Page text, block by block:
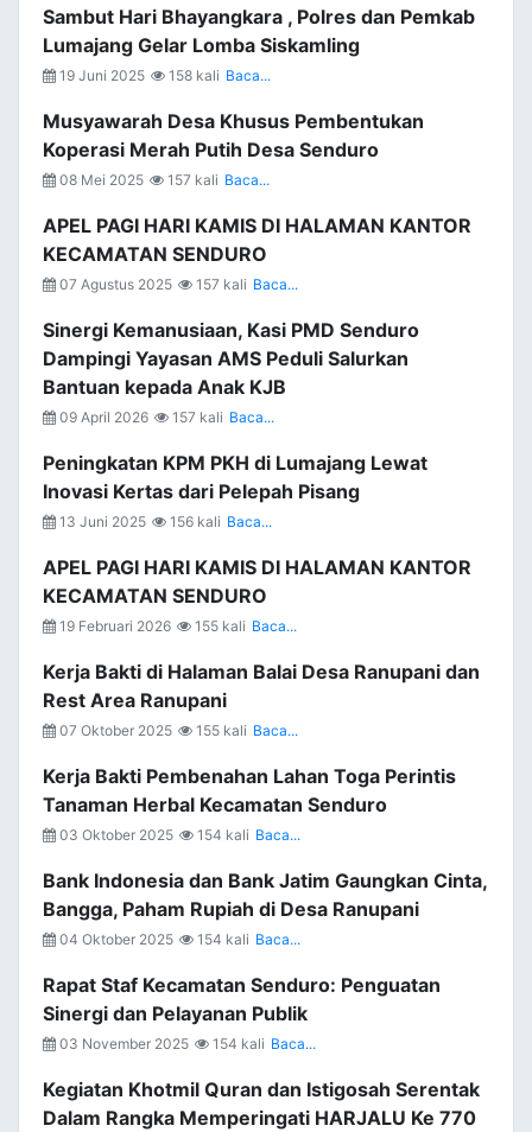
Sambut Hari Bhayangkara , Polres dan Pemkab
Lumajang Gelar Lomba Siskamling
19 Juni 2025 158 kali Baca...
Musyawarah Desa Khusus Pembentukan
Koperasi Merah Putih Desa Senduro
08 Mei 2025 157 kali Baca...
APEL PAGI HARI KAMIS DI HALAMAN KANTOR
KECAMATAN SENDURO
07 Agustus 2025 157 kali Baca...
Sinergi Kemanusiaan, Kasi PMD Senduro
Dampingi Yayasan AMS Peduli Salurkan
Bantuan kepada Anak KJB
09 April 2026 157 kali Baca...
Peningkatan KPM PKH di Lumajang Lewat
Inovasi Kertas dari Pelepah Pisang
13 Juni 2025 156 kali Baca...
APEL PAGI HARI KAMIS DI HALAMAN KANTOR
KECAMATAN SENDURO
19 Februari 2026 155 kali Baca...
Kerja Bakti di Halaman Balai Desa Ranupani dan
Rest Area Ranupani
07 Oktober 2025 155 kali Baca...
Kerja Bakti Pembenahan Lahan Toga Perintis
Tanaman Herbal Kecamatan Senduro
03 Oktober 2025 154 kali Baca...
Bank Indonesia dan Bank Jatim Gaungkan Cinta,
Bangga, Paham Rupiah di Desa Ranupani
04 Oktober 2025 154 kali Baca...
Rapat Staf Kecamatan Senduro: Penguatan
Sinergi dan Pelayanan Publik
03 November 2025 154 kali Baca...
Kegiatan Khotmil Quran dan Istigosah Serentak
Dalam Rangka Memperingati HARJALU Ke 770